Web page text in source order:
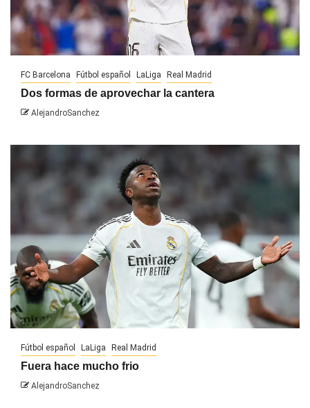
FC Barcelona Fútbol español LaLiga Real Madrid
Dos formas de aprovechar la cantera
AlejandroSanchez
Fútbol español LaLiga Real Madrid
Fuera hace mucho frio
AlejandroSanchez